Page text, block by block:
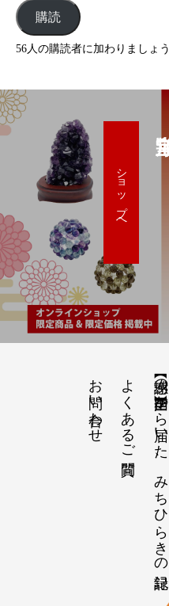
購読
56人の購読者に加わりましょう
ショップへ
【感謝の声】全国から届いた、みちひらきの記録
よくあるご質問
お問い合わせ